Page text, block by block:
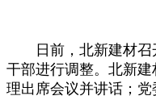
日前，北新建材召
干部进行调整。北新
理出席会议并讲话；